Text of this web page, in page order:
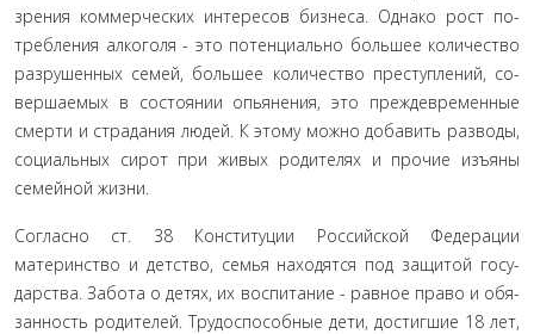
зрения коммерческих интересов бизнеса. Однако рост по­
требления алкоголя - это потенциально большее количество
разрушенных семей, большее количество преступлений, со­
вершаемых в состоянии опьянения, это преждевременные
смерти и страдания людей. К этому можно добавить разво­ды,
социальных сирот при живых родителях и прочие изъ­яны
семейной жизни.
Согласно ст. 38 Конституции Российской Федерации
материнство и детство, семья находятся под защитой госу­
дарства. Забота о детях, их воспитание - равное право и обя­
занность родителей. Трудоспособные дети, достигшие 18 лет,